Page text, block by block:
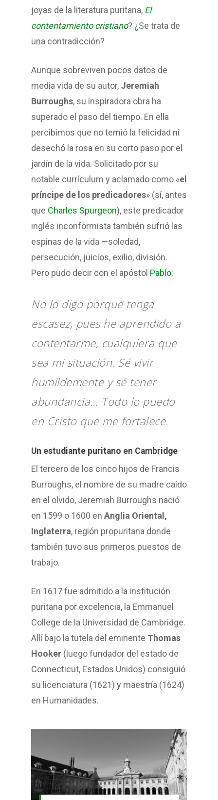
joyas de la literatura puritana, El
contentamiento cristiano? ¿Se trata de
una contradicción?
Aunque sobreviven pocos datos de
media vida de su autor, Jeremiah
Burroughs, su inspiradora obra ha
superado el paso del tiempo. En ella
percibimos que no temió la felicidad ni
desechó la rosa en su corto paso por el
jardín de la vida. Solicitado por su
notable currículum y aclamado como «el
príncipe de los predicadores» (sí, antes
que Charles Spurgeon), este predicador
inglés inconformista también sufrió las
espinas de la vida —soledad,
persecución, juicios, exilio, división.
Pero pudo decir con el apóstol Pablo:
No lo digo porque tenga
escasez, pues he aprendido a
contentarme, cualquiera que
sea mi situación. Sé vivir
humildemente y sé tener
abundancia… Todo lo puedo
en Cristo que me fortalece.
Un estudiante puritano en Cambridge
El tercero de los cinco hijos de Francis
Burroughs, el nombre de su madre caído
en el olvido, Jeremiah Burroughs nació
en 1599 o 1600 en Anglia Oriental,
Inglaterra, región propuritana donde
también tuvo sus primeros puestos de
trabajo.
En 1617 fue admitido a la institución
puritana por excelencia, la Emmanuel
College de la Universidad de Cambridge.
Allí bajo la tutela del eminente Thomas
Hooker (luego fundador del estado de
Connecticut, Estados Unidos) consiguió
su licenciatura (1621) y maestría (1624)
en Humanidades.